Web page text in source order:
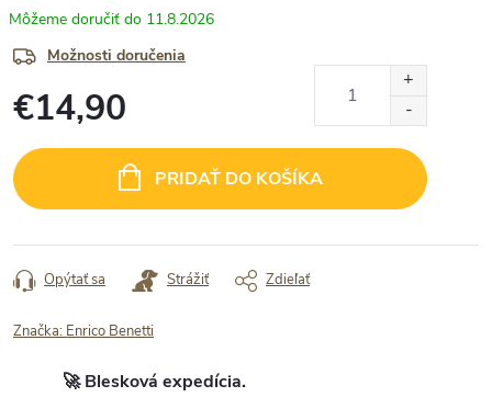
11.8.2026
Možnosti doručenia
€14,90
cena:
PRIDAŤ DO KOŠÍKA
Opýtať sa Strážiť Zdieľať
Značka: Enrico Benetti
🚀 Blesková expedícia.